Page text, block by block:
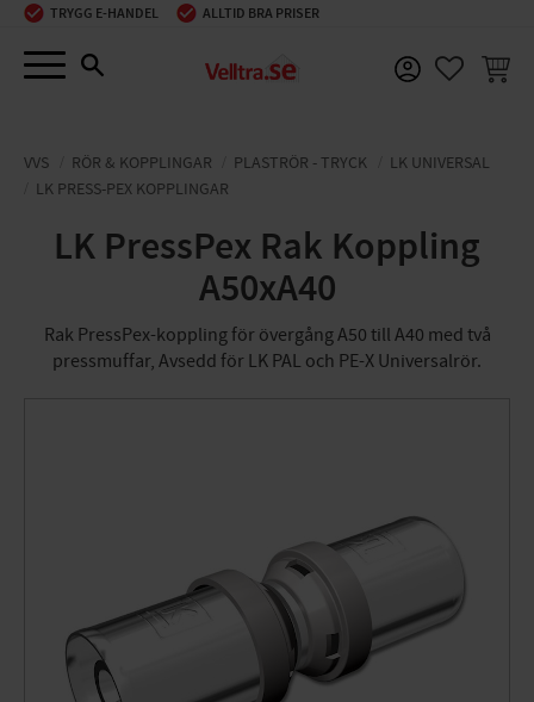
Meny
TRYGG E-HANDEL ALLTID BRA PRISER
VVS RÖR & KOPPLINGAR PLASTRÖR - TRYCK
LK UNIVERSAL
LK PRESS-PEX KOPPLINGAR
LK PressPex Rak Koppling
A50xA40
Rak PressPex-koppling för övergång A50 till A40 med två
pressmuffar, Avsedd för LK PAL och PE-X Universalrör.